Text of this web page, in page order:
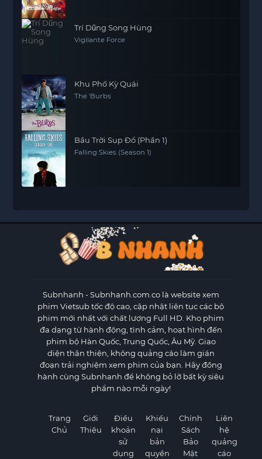
Trí Dũng Song Hùng
Vigilante Force
Khu Phố Kỳ Quái
The 'Burbs
Bầu Trời Sụp Đổ (Phần 1)
Falling Skies (Season 1)
Subnhanh - Subnhanh.com.co là website xem
phim Vietsub tốc độ cao, cập nhật liên tục các bộ
phim mới nhất với chất lượng Full HD. Kho phim
đa dạng từ hành động, tình cảm, hoạt hình đến
phim bộ Hàn Quốc, Trung Quốc, Âu Mỹ. Giao
diện thân thiện, không quảng cáo làm gián
đoạn trải nghiệm xem phim của bạn. Hãy đồng
hành cùng Subnhanh để không bỏ lỡ bất kỳ siêu
phẩm nào mỗi ngày!
Trang
Chủ
Giới
Thiệu
Điều
khoản
sử
dụng
Khiếu
nại
bản
quyền
Chính
Sách
Bảo
Mật
Liên
hệ
quảng
cáo